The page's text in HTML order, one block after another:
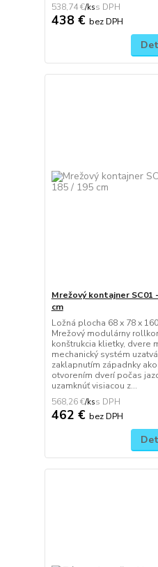
538,74 €/ks
438 € bez DPH
Mrežový kontajner SC01
cm
Ložná plocha 68 x 78 x
Mrežový modulárny
konštrukcia klietky, dvere
mechanický systém
zaklapnutím západnky
otvorením dverí počas
uzamknúť visiacou z...
568,26 €/ks
462 € bez DPH